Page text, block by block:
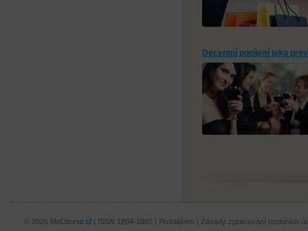
Decentní popíjení jako
© 2026 MeDitorial | ISSN 1804-1892 | Prohlášení | Zásady zpracování osobních